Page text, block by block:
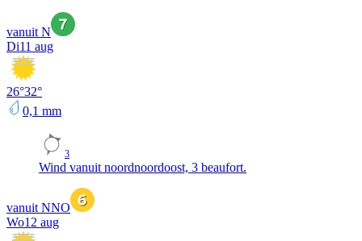
vanuit N
Di11 aug
26°32°
0,1 mm
3
Wind vanuit noordnoordoost, 3 beaufort.
vanuit NNO
Wo12 aug